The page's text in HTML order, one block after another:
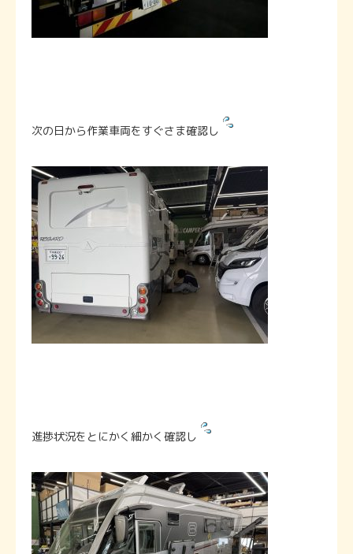
次の日から作業車両をすぐさま確認し
進捗状況をとにかく細かく確認し